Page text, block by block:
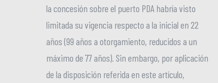
la concesión sobre el puerto PDA habría visto
limitada su vigencia respecto a la inicial en 22
años (99 años a otorgamiento, reducidos a un
máximo de 77 años). Sin embargo, por aplicación
de la disposición referida en este artículo,